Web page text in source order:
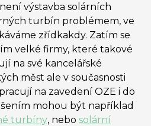
výstavba solárních
turbín problémem, ve
zřídkakdy. Zatím se
velké firmy, které takové
na své kancelářské
měst ale v současnosti
na zavedení OZE i do
mohou být například
turbíny, nebo solární